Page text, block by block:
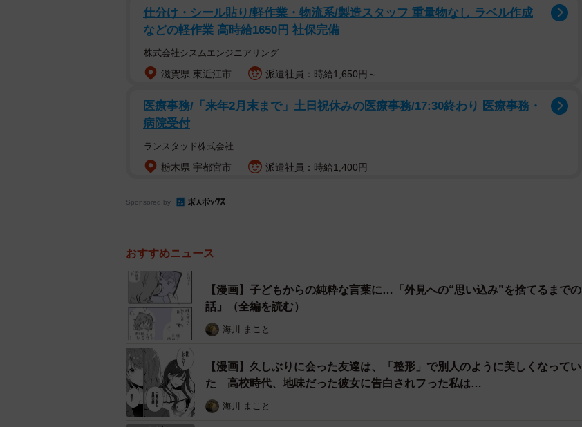
仕分け・シール貼り/軽作業・物流系/製造スタッフ 重量物なし ラベル作成
などの軽作業 高時給1650円 社保完備
株式会社シスムエンジニアリング
滋賀県 東近江市 派遣社員：時給1,650円～
医療事務/「来年2月末まで」土日祝休みの医療事務/17:30終わり 医療事務・
病院受付
ランスタッド株式会社
栃木県 宇都宮市 派遣社員：時給1,400円
Sponsored by
おすすめニュース
【漫画】子どもからの純粋な言葉に…「外見への“思い込み”を捨てるまでの
話」（全編を読む）
海川 まこと
【漫画】久しぶりに会った友達は、「整形」で別人のように美しくなってい
た 高校時代、地味だった彼女に告白されフった私は…
海川 まこと